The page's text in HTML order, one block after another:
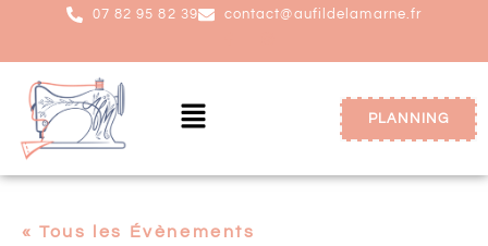
07 82 95 82 39 contact@aufildelamarne.fr
PLANNING
« Tous les Évènements